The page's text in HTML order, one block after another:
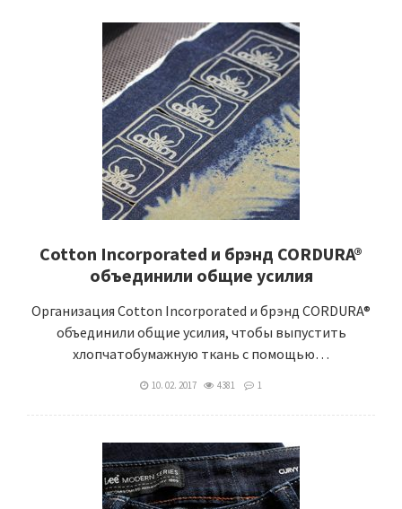
Cotton Incorporated и брэнд CORDURA®
объединили общие усилия
Организация Cotton Incorporated и брэнд CORDURA®
объединили общие усилия, чтобы выпустить
хлопчатобумажную ткань с помощью…
10. 02. 2017 4381 1